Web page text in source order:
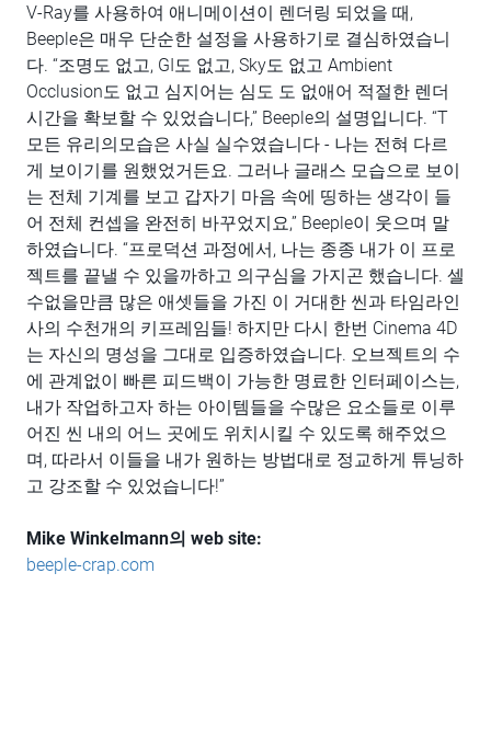
V-Ray를 사용하여 애니메이션이 렌더링 되었을 때,
Beeple은 매우 단순한 설정을 사용하기로 결심하였습니
다. “조명도 없고, GI도 없고, Sky도 없고 Ambient
Occlusion도 없고 심지어는 심도 도 없애어 적절한 렌더
시간을 확보할 수 있었습니다,” Beeple의 설명입니다. “T
모든 유리의모습은 사실 실수였습니다 - 나는 전혀 다르
게 보이기를 원했었거든요. 그러나 글래스 모습으로 보이
는 전체 기계를 보고 갑자기 마음 속에 띵하는 생각이 들
어 전체 컨셉을 완전히 바꾸었지요,” Beeple이 웃으며 말
하였습니다. “프로덕션 과정에서, 나는 종종 내가 이 프로
젝트를 끝낼 수 있을까하고 의구심을 가지곤 했습니다. 셀
수없을만큼 많은 애셋들을 가진 이 거대한 씬과 타임라인
사의 수천개의 키프레임들! 하지만 다시 한번 Cinema 4D
는 자신의 명성을 그대로 입증하였습니다. 오브젝트의 수
에 관계없이 빠른 피드백이 가능한 명료한 인터페이스는,
내가 작업하고자 하는 아이템들을 수많은 요소들로 이루
어진 씬 내의 어느 곳에도 위치시킬 수 있도록 해주었으
며, 따라서 이들을 내가 원하는 방법대로 정교하게 튜닝하
고 강조할 수 있었습니다!”
Mike Winkelmann의 web site:
beeple-crap.com